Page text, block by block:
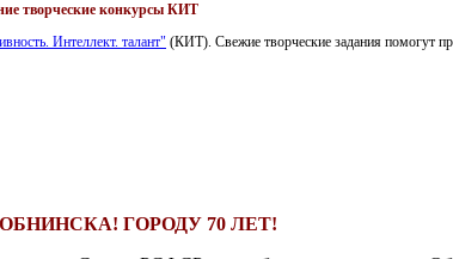
творческие конкурсы КИТ
Интеллект. талант" (КИТ). Свежие творческие задания помогут
ГОРОДУ 70 ЛЕТ!